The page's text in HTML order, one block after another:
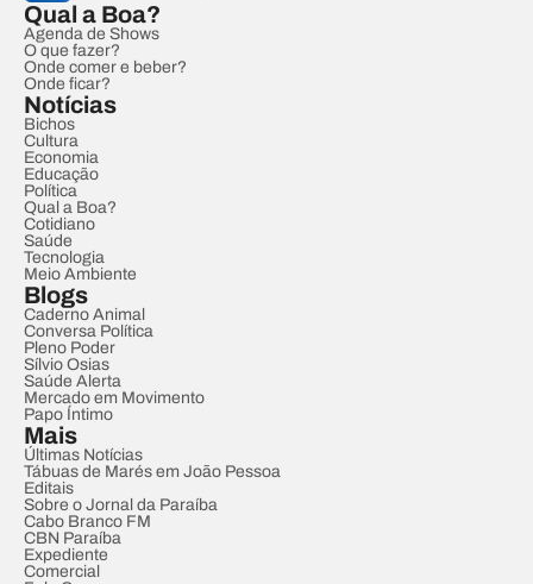
Qual a Boa?
Agenda de Shows
O que fazer?
Onde comer e beber?
Onde ficar?
Notícias
Bichos
Cultura
Economia
Educação
Política
Qual a Boa?
Cotidiano
Saúde
Tecnologia
Meio Ambiente
Blogs
Caderno Animal
Conversa Política
Pleno Poder
Sílvio Osias
Saúde Alerta
Mercado em Movimento
Papo Íntimo
Mais
Últimas Notícias
Tábuas de Marés em João Pessoa
Editais
Sobre o Jornal da Paraíba
Cabo Branco FM
CBN Paraíba
Expediente
Comercial